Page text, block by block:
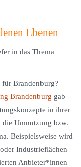
Ebenen
in das Thema
Brandenburg?
Brandenburg gab
in ihrer
die Umnutzung bzw.
Beispielsweise wird
Industrieflächen
Anbieter*innen